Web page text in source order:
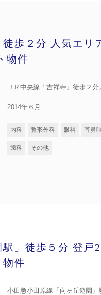
徒歩２分 人気エリ
物件
ＪＲ中央線「吉祥寺」徒歩２
2014年６月
内科 整形外科 眼科 耳鼻
歯科 その他
駅」徒歩５分 登
物件
小田急小田原線「向ヶ丘遊園